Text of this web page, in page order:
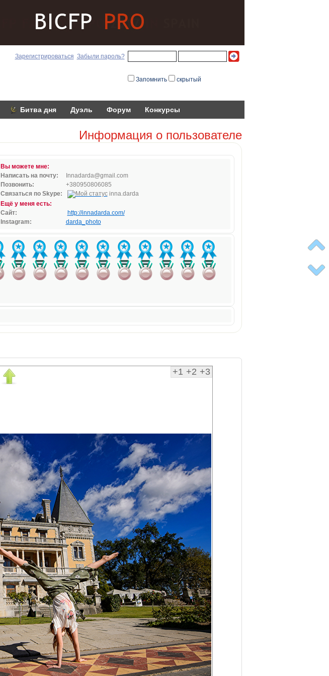
Зарегистрироваться Забыли пароль?
Запомнить скрытый
Битва дня Дуэль Форум Конкурсы
Информация о пользователе
Вы можете мне:
Написать на почту:
nnadarda@gmai l.com
Позвонить:
+380950806085
Связаться по Skype:
inna.darda
Ещё у меня есть:
Сайт:
http://innadarda.com/
Instagram:
darda_photo
+1 +2 +3